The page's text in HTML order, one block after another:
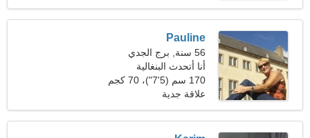
Pauline
56 سنة, برج الجدي
أنا أتحدث البنغالية
والإندونيسية
170 سم (5'7")، 70 كجم
(154 رطلا)
علاقة جدية